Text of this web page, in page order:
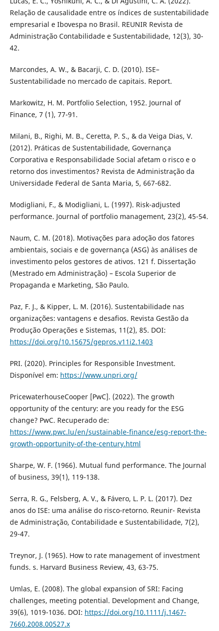
Relação de causalidade entre os índices de sustentabilidade
empresarial e Ibovespa no Brasil. REUNIR Revista de
Administração Contabilidade e Sustentabilidade, 12(3), 30-
42.
Marcondes, A. W., & Bacarji, C. D. (2010). ISE–
Sustentabilidade no mercado de capitais. Report.
Markowitz, H. M. Portfolio Selection, 1952. Journal of
Finance, 7 (1), 77-91.
Milani, B., Righi, M. B., Ceretta, P. S., & da Veiga Dias, V.
(2012). Práticas de Sustentabilidade, Governança
Corporativa e Responsabilidade Social afetam o risco e o
retorno dos investimentos? Revista de Administração da
Universidade Federal de Santa Maria, 5, 667-682.
Modigliani, F., & Modigliani, L. (1997). Risk-adjusted
performance. Journal of portfolio management, 23(2), 45-54.
Naum, C. M. (2018). Motivações para adoção dos fatores
ambientais, sociais e de governança (ASG) às análises de
investimento pelos gestores de ativos. 121 f. Dissertação
(Mestrado em Administração) – Escola Superior de
Propaganda e Marketing, São Paulo.
Paz, F. J., & Kipper, L. M. (2016). Sustentabilidade nas
organizações: vantagens e desafios. Revista Gestão da
Produção Operações e Sistemas, 11(2), 85. DOI:
https://doi.org/10.15675/gepros.v11i2.1403
PRI. (2020). Principles for Responsible Investment.
Disponível em: https://www.unpri.org/
PricewaterhouseCooper [PwC]. (2022). The growth
opportunity of the century: are you ready for the ESG
change? PwC. Recuperado de:
https://www.pwc.lu/en/sustainable-finance/esg-report-the-
growth-opportunity-of-the-century.html
Sharpe, W. F. (1966). Mutual fund performance. The Journal
of business, 39(1), 119-138.
Serra, R. G., Felsberg, A. V., & Fávero, L. P. L. (2017). Dez
anos do ISE: uma análise do risco-retorno. Reunir- Revista
de Administração, Contabilidade e Sustentabilidade, 7(2),
29-47.
Treynor, J. (1965). How to rate management of investment
funds. s. Harvard Business Review, 43, 63-75.
Umlas, E. (2008). The global expansion of SRI: Facing
challenges, meeting potential. Development and Change,
39(6), 1019-1036. DOI: https://doi.org/10.1111/j.1467-
7660.2008.00527.x